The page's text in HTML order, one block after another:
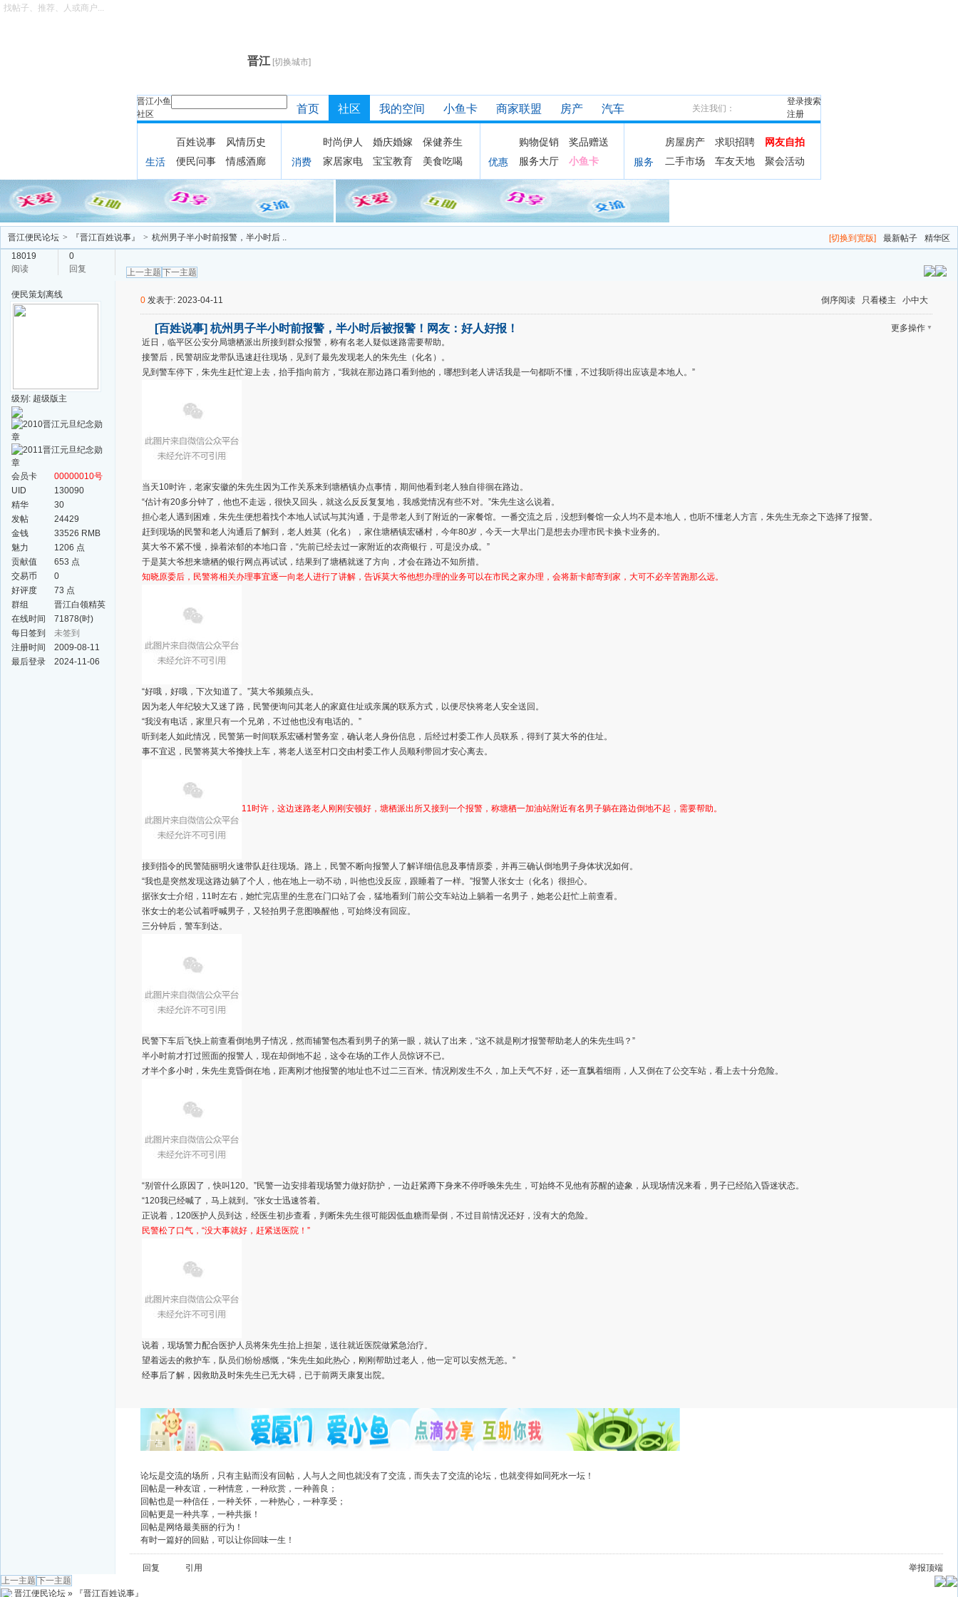
晋江 [切换城市]
晋江小鱼
社区
搜索
找帖子、推荐、人或商户...
登录
注册
首页 社区 我的空间 小鱼卡 商家联盟 房产 汽车 关注我们：
生活
百姓说事
风情历史
便民问事
情感酒廊 消费
时尚伊人 婚庆婚嫁
保健养生
家居家电
宝宝教育 美食吃喝 优惠
购物促销
奖品赠送
服务大厅
小鱼卡 服务
房屋房产 求职招聘
网友自拍
二手市场
车友天地 聚会活动
[切换到宽版] 最新帖子 精华区
晋江便民论坛 > 『晋江百姓说事』 > 杭州男子半小时前报警，半小时后 ..
18019
阅读
0
回复
上一主题 下一主题
便民策划 离线
级别: 超级版主
会员卡
00000010号
UID
130090
精华
30
发帖
24429
金钱
33526 RMB
魅力
1206 点
贡献值
653 点
交易币
0
好评度
73 点
群组
晋江白领精英
群
在线时间
71878(时)
每日签到
未签到
注册时间
2009-08-11
最后登录
2024-11-06
倒序阅读 只看楼主 小中大
0 发表于: 2023-04-11
更多操作 ▼
[百姓说事] 杭州男子半小时前报警，半小时后被报警！网友：好人好报！
近日，临平区公安分局塘栖派出所接到群众报警，称有名老人疑似迷路需要帮助。
接警后，民警胡应龙带队迅速赶往现场，见到了最先发现老人的朱先生（化名）。
见到警车停下，朱先生赶忙迎上去，抬手指向前方，“我就在那边路口看到他的，哪想到老人讲话我是一句都听不懂，不过我听得出应该是本地人。”
当天10时许，老家安徽的朱先生因为工作关系来到塘栖镇办点事情，期间他看到老人独自徘徊在路边。
“估计有20多分钟了，他也不走远，很快又回头，就这么反反复复地，我感觉情况有些不对。”朱先生这么说着。
担心老人遇到困难，朱先生便想着找个本地人试试与其沟通，于是带老人到了附近的一家餐馆。一番交流之后，没想到餐馆一众人均不是本地人，也听不懂老人方言，朱先生无奈之下选择了报警。
赶到现场的民警和老人沟通后了解到，老人姓莫（化名），家住塘栖镇宏磻村，今年80岁，今天一大早出门是想去办理市民卡换卡业务的。
莫大爷不紧不慢，操着浓郁的本地口音，“先前已经去过一家附近的农商银行，可是没办成。”
于是莫大爷想来塘栖的银行网点再试试，结果到了塘栖就迷了方向，才会在路边不知所措。
知晓原委后，民警将相关办理事宜逐一向老人进行了讲解，告诉莫大爷他想办理的业务可以在市民之家办理，会将新卡邮寄到家，大可不必辛苦跑那么远。
“好哦，好哦，下次知道了。”莫大爷频频点头。
因为老人年纪较大又迷了路，民警便询问其老人的家庭住址或亲属的联系方式，以便尽快将老人安全送回。
“我没有电话，家里只有一个兄弟，不过他也没有电话的。”
听到老人如此情况，民警第一时间联系宏磻村警务室，确认老人身份信息，后经过村委工作人员联系，得到了莫大爷的住址。
事不宜迟，民警将莫大爷搀扶上车，将老人送至村口交由村委工作人员顺利带回才安心离去。
11时许，这边迷路老人刚刚安顿好，塘栖派出所又接到一个报警，称塘栖一加油站附近有名男子躺在路边倒地不起，需要帮助。
接到指令的民警陆丽明火速带队赶往现场。路上，民警不断向报警人了解详细信息及事情原委，并再三确认倒地男子身体状况如何。
“我也是突然发现这路边躺了个人，他在地上一动不动，叫他也没反应，跟睡着了一样。”报警人张女士（化名）很担心。
据张女士介绍，11时左右，她忙完店里的生意在门口站了会，猛地看到门前公交车站边上躺着一名男子，她老公赶忙上前查看。
张女士的老公试着呼喊男子，又轻拍男子意图唤醒他，可始终没有回应。
三分钟后，警车到达。
民警下车后飞快上前查看倒地男子情况，然而辅警包杰看到男子的第一眼，就认了出来，“这不就是刚才报警帮助老人的朱先生吗？”
半小时前才打过照面的报警人，现在却倒地不起，这令在场的工作人员惊讶不已。
才半个多小时，朱先生竟昏倒在地，距离刚才他报警的地址也不过二三百米。情况刚发生不久，加上天气不好，还一直飘着细雨，人又倒在了公交车站，看上去十分危险。
“别管什么原因了，快叫120。”民警一边安排着现场警力做好防护，一边赶紧蹲下身来不停呼唤朱先生，可始终不见他有苏醒的迹象，从现场情况来看，男子已经陷入昏迷状态。
“120我已经喊了，马上就到。”张女士迅速答着。
正说着，120医护人员到达，经医生初步查看，判断朱先生很可能因低血糖而晕倒，不过目前情况还好，没有大的危险。
民警松了口气，“没大事就好，赶紧送医院！”
说着，现场警力配合医护人员将朱先生抬上担架，送往就近医院做紧急治疗。
望着远去的救护车，队员们纷纷感慨，“朱先生如此热心，刚刚帮助过老人，他一定可以安然无恙。”
经事后了解，因救助及时朱先生已无大碍，已于前两天康复出院。
广告
论坛是交流的场所，只有主贴而没有回帖，人与人之间也就没有了交流，而失去了交流的论坛，也就变得如同死水一坛！
回帖是一种友谊，一种情意，一种欣赏，一种善良；
回帖也是一种信任，一种关怀，一种热心，一种享受；
回帖更是一种共享，一种共振！
回帖是网络最美丽的行为！
有时一篇好的回贴，可以让你回味一生！
回复 引用 举报顶端
上一主题 下一主题
晋江便民论坛 » 『晋江百姓说事』